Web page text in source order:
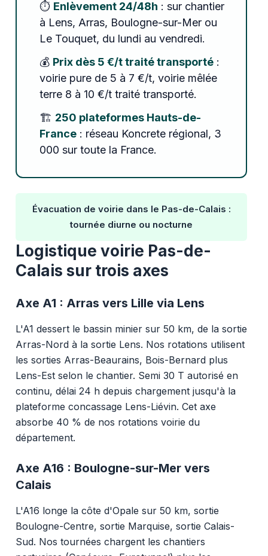
⏱️ Enlèvement 24/48h : sur chantier
à Lens, Arras, Boulogne-sur-Mer ou
Le Touquet, du lundi au vendredi.
💰 Prix dès 5 €/t traité transporté:
voirie pure de 5 à 7 €/t, voirie mêlée
terre 8 à 10 €/t traité transporté.
🏗️ 250 plateformes Hauts-de-
France: réseau Koncrete régional, 3
000 sur toute la France.
Évacuation de voirie dans le Pas-de-Calais :
tournée diurne ou nocturne
Logistique voirie Pas-de-
Calais sur trois axes
Axe A1 : Arras vers Lille via Lens
L'A1 dessert le bassin minier sur 50 km, de la sortie
Arras-Nord à la sortie Lens. Nos rotations utilisent
les sorties Arras-Beaurains, Bois-Bernard plus
Lens-Est selon le chantier. Semi 30 T autorisé en
continu, délai 24 h depuis chargement jusqu'à la
plateforme concassage Lens-Liévin. Cet axe
absorbe 40 % de nos rotations voirie du
département.
Axe A16 : Boulogne-sur-Mer vers
Calais
L'A16 longe la côte d'Opale sur 50 km, sortie
Boulogne-Centre, sortie Marquise, sortie Calais-
Sud. Nos tournées chargent les chantiers